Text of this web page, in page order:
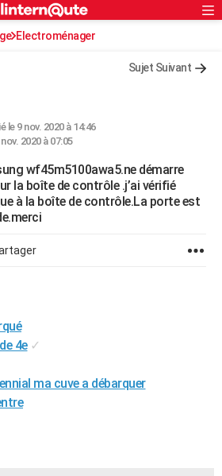
S'inscrire
Connexion
Electroménager
Sujet Suivant
le 9 nov. 2020 à 14:46
nov. 2020 à 07:05
wf45m5100awa5.ne démarre
la boîte de contrôle .j’ai vérifié
à la boîte de contrôle.La porte est
4e ✓
ma cuve a débarquer